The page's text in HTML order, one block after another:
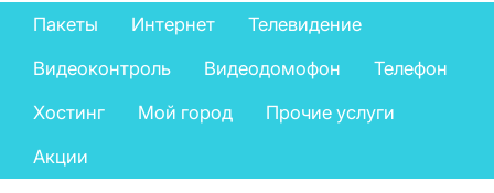
Private
services
menu
Пакеты Интернет
Телевидение
Видеоконтроль
Видеодомофон
Телефон
Хостинг
Мой город
Прочие услуги
Акции